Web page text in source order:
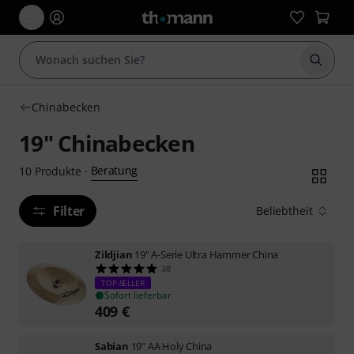
Suche
Chinabecken
19" Chinabecken
10 Produkte · Beratung
Filter Beliebtheit
Zildjian 19" A-Serie Ultra Hammer China
38
TOP-SELLER
Sofort lieferbar
409 €
Sabian 19" AA Holy China